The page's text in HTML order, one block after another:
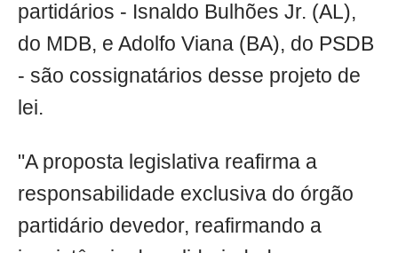
partidários - Isnaldo Bulhões Jr. (AL),
do MDB, e Adolfo Viana (BA), do PSDB
- são cossignatários desse projeto de
lei.
"A proposta legislativa reafirma a
responsabilidade exclusiva do órgão
partidário devedor, reafirmando a